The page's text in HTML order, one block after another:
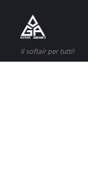
Il softair per tutti!